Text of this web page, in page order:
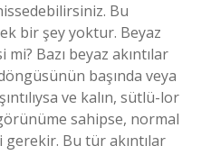
Bu
bir şey yoktur. Beyaz
Bazı beyaz akıntılar
başında veya
ve kalın, sütlü-lor
sahipse, normal
Bu tür akıntılar